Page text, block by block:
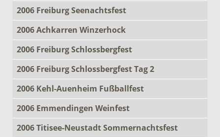
2006 Freiburg Seenachtsfest
2006 Achkarren Winzerhock
2006 Freiburg Schlossbergfest
2006 Freiburg Schlossbergfest Tag 2
2006 Kehl-Auenheim Fußballfest
2006 Emmendingen Weinfest
2006 Titisee-Neustadt Sommernachtsfest